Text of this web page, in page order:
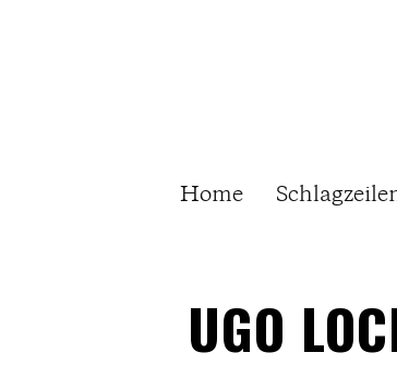
Home
UGO